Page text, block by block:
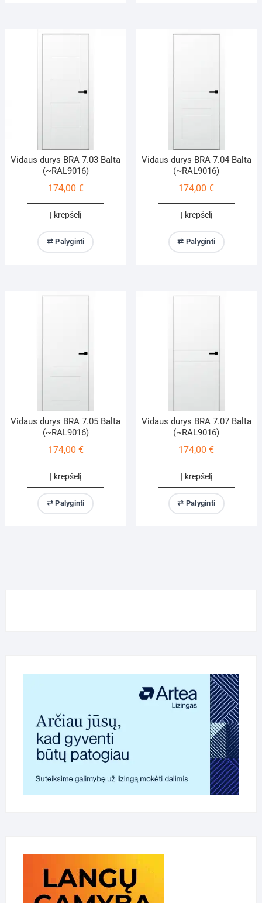
Vidaus durys BRA 7.03 Balta
(~RAL9016)
174,00 €
Į krepšelį
⇄ Palyginti
Vidaus durys BRA 7.04 Balta
(~RAL9016)
174,00€
Į krepšelį
⇄ Palyginti
Vidaus durys BRA 7.05 Balta
(~RAL9016)
174,00 €
Į krepšelį
⇄ Palyginti
Vidaus durys BRA 7.07 Balta
(~RAL9016)
174,00€
Į krepšelį
⇄ Palyginti